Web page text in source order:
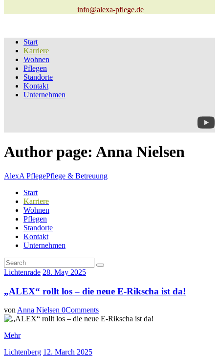
info@alexa-pflege.de
Start
Karriere
Wohnen
Pflegen
Standorte
Kontakt
Unternehmen
Author page: Anna Nielsen
AlexA PflegePflege & Betreuung
Start
Karriere
Wohnen
Pflegen
Standorte
Kontakt
Unternehmen
Lichtenrade 28. May 2025
„ALEX“ rollt los – die neue E-Rikscha ist da!
von Anna Nielsen 0Comments
Mehr
Lichtenberg 12. March 2025